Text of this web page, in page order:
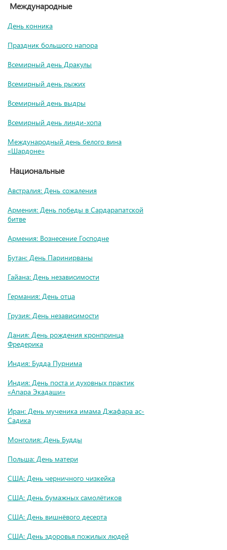
Международные
День конника
Праздник большого напора
Всемирный день Дракулы
Всемирный день рыжих
Всемирный день выдры
Всемирный день линди-хопа
Международный день белого вина
«Шардоне»
Национальные
Австралия: День сожаления
Армения: День победы в Сардарапатской
битве
Армения: Вознесение Господне
Бутан: День Паринирваны
Гайана: День независимости
Германия: День отца
Грузия: День независимости
Дания: День рождения кронпринца
Фредерика
Индия: Будда Пурнима
Индия: День поста и духовных практик
«Апара Экадаши»
Иран: День мученика имама Джафара ас-
Садика
Монголия: День Будды
Польша: День матери
США: День черничного чизкейка
США: День бумажных самолётиков
США: День вишнёвого десерта
США: День здоровья пожилых людей